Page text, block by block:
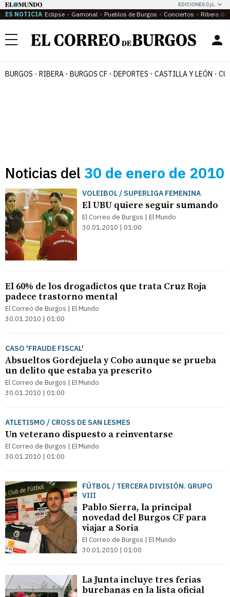
EDICIONES CyL
ES NOTICIA Eclipse Gamonal Pueblos de Burgos Conciertos Ribera del
Menú
BURGOS RIBERA BURGOS CF DEPORTES CASTILLA Y LEÓN
Noticias del 30 de enero de 2010
VOLEIBOL / SUPERLIGA FEMENINA
El UBU quiere seguir sumando
El Correo de Burgos | El Mundo
30.01.2010 | 01:00
El 60% de los drogadictos que trata Cruz Roja
padece trastorno mental
El Correo de Burgos | El Mundo
30.01.2010 | 01:00
CASO 'FRAUDE FISCAL'
Absueltos Gordejuela y Cobo aunque se prueba
un delito que estaba ya prescrito
El Correo de Burgos | El Mundo
30.01.2010 | 01:00
ATLETISMO / CROSS DE SAN LESMES
Un veterano dispuesto a reinventarse
El Correo de Burgos | El Mundo
30.01.2010 | 01:00
FÚTBOL / TERCERA DIVISIÓN. GRUPO
VIII
Pablo Sierra, la principal
novedad del Burgos CF para
viajar a Soria
El Correo de Burgos | El Mundo
30.01.2010 | 01:00
La Junta incluye tres ferias
burebanas en la lista oficial